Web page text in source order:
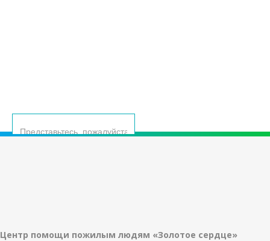
Центр помощи пожилым людям «Золотое сердце»